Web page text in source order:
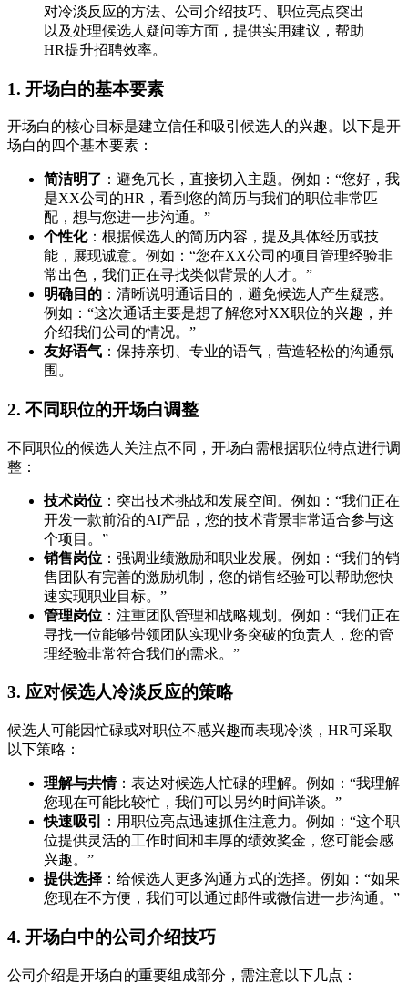
对冷淡反应的方法、公司介绍技巧、职位亮点突出
以及处理候选人疑问等方面，提供实用建议，帮助
HR提升招聘效率。
1. 开场白的基本要素
开场白的核心目标是建立信任和吸引候选人的兴趣。以下是开
场白的四个基本要素：
简洁明了 ：避免冗长，直接切入主题。例如：“您好，我
是XX公司的HR，看到您的简历与我们的职位非常匹
配，想与您进一步沟通。”
个性化：根据候选人的简历内容，提及具体经历或技
能，展现诚意。例如：“您在XX公司的项目管理经验非
常出色，我们正在寻找类似背景的人才。”
明确目的 ：清晰说明通话目的，避免候选人产生疑惑。
例如：“这次通话主要是想了解您对XX职位的兴趣，并
介绍我们公司的情况。”
友好语气 ：保持亲切、专业的语气，营造轻松的沟通氛
围。
2. 不同职位的开场白调整
不同职位的候选人关注点不同，开场白需根据职位特点进行调
整：
技术岗位 ：突出技术挑战和发展空间。例如：“我们正在
开发一款前沿的AI产品，您的技术背景非常适合参与这
个项目。”
销售岗位 ：强调业绩激励和职业发展。例如：“我们的销
售团队有完善的激励机制，您的销售经验可以帮助您快
速实现职业目标。”
管理岗位 ：注重团队管理和战略规划。例如：“我们正在
寻找一位能够带领团队实现业务突破的负责人，您的管
理经验非常符合我们的需求。”
3. 应对候选人冷淡反应的策略
候选人可能因忙碌或对职位不感兴趣而表现冷淡，HR可采取
以下策略：
理解与共情：表达对候选人忙碌的理解。例如：“我理解
您现在可能比较忙，我们可以另约时间详谈。”
快速吸引
：用职位亮点迅速抓住注意力。例如：“这个职
位提供灵活的工作时间和丰厚的绩效奖金，您可能会感
兴趣。”
提供选择 ：给候选人更多沟通方式的选择。例如：“如果
您现在不方便，我们可以通过邮件或微信进一步沟通。”
4. 开场白中的公司介绍技巧
公司介绍是开场白的重要组成部分，需注意以下几点：